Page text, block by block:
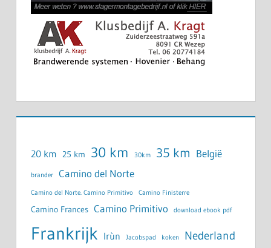
20 km 25 km 30 km 30km 35 km België
brander Camino del Norte
Camino del Norte. Camino Primitivo Camino Finisterre
Camino Frances Camino Primitivo download ebook pdf
Frankrijk Irùn Jacobspad koken Nederland